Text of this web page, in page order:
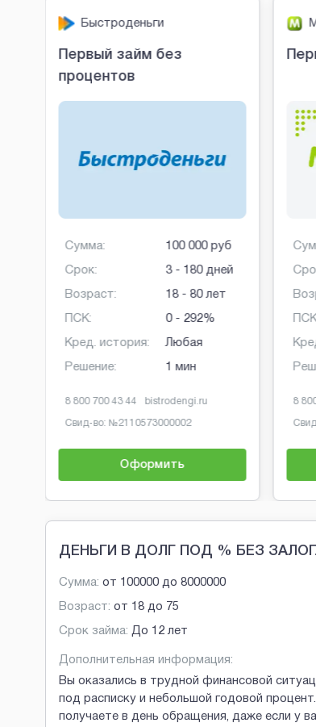
Быстроденьги
Первый займ без
процентов
Сумма:
Срок:
Возраст:
ПСК:
Кред. история:
Решение:
100 000 руб
3 - 180 дней
18 - 80 лет
0 - 292%
Любая
1 мин
8 800 700 43 44 bistrodengi.ru
Свид-во: №2110573000002
Оформить
8
Brobaza - Обычные
ДЕНЬГИ В ДОЛГ ПОД % БЕЗ
Сумма: от 100000 до 8000000
Возраст: от 18 до 75
Срок займа: До 12 лет
Дополнительная информация:
Вы оказались в трудной финансовой
под расписку и небольшой годовой
получаете в день обращения, даже если у